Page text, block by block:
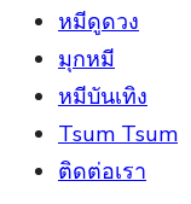
หมีดูดวง
มุกหมี
หมีบันเทิง
Tsum Tsum
ติดต่อเรา